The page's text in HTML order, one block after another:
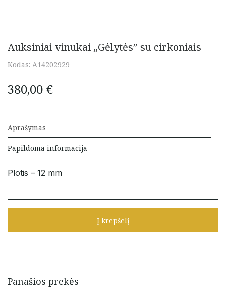
Auksiniai vinukai „Gėlytės” su cirkoniais
Kodas: A14202929
380,00 €
Aprašymas
Papildoma informacija
Plotis – 12 mm
Į krepšelį
Panašios prekės